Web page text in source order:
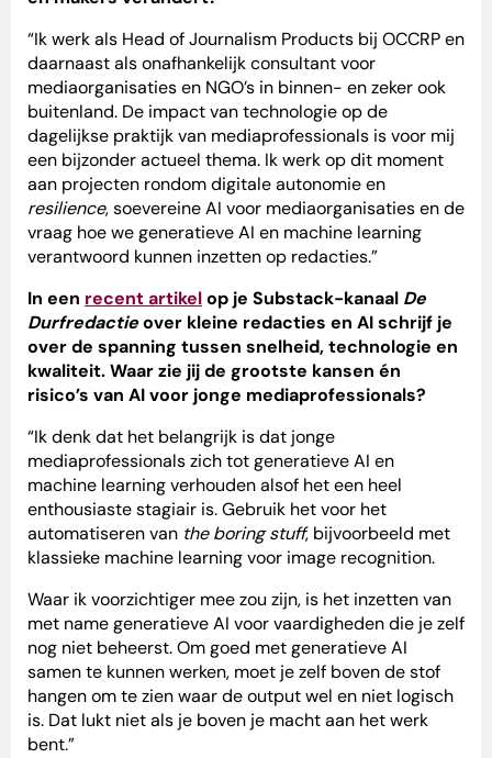
“Ik werk als Head of Journalism Products bij OCCRP en
daarnaast als onafhankelijk consultant voor
mediaorganisaties en NGO’s in binnen- en zeker ook
buitenland. De impact van technologie op de
dagelijkse praktijk van mediaprofessionals is voor mij
een bijzonder actueel thema. Ik werk op dit moment
aan projecten rondom digitale autonomie en
resilience, soevereine AI voor mediaorganisaties en de
vraag hoe we generatieve AI en machine learning
verantwoord kunnen inzetten op redacties.”
In een recent artikelop je Substack-kanaal De
Durfredactieover kleine redacties en AI schrijf je
over de spanning tussen snelheid, technologie en
kwaliteit. Waar zie jij de grootste kansen én
risico’s van AI voor jonge mediaprofessionals?
“Ik denk dat het belangrijk is dat jonge
mediaprofessionals zich tot generatieve AI en
machine learning verhouden alsof het een heel
enthousiaste stagiair is. Gebruik het voor het
automatiseren van the boring stuff, bijvoorbeeld met
klassieke machine learning voor image recognition.
Waar ik voorzichtiger mee zou zijn, is het inzetten van
met name generatieve AI voor vaardigheden die je zelf
nog niet beheerst. Om goed met generatieve AI
samen te kunnen werken, moet je zelf boven de stof
hangen om te zien waar de output wel en niet logisch
is. Dat lukt niet als je boven je macht aan het werk
bent.”